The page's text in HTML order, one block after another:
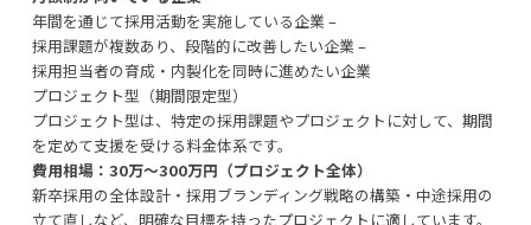
年間を通じて採用活動を実施している企業 –
採用課題が複数あり、段階的に改善したい企業 –
採用担当者の育成・内製化を同時に進めたい企業
プロジェクト型（期間限定型）
プロジェクト型は、特定の採用課題やプロジェクトに対して、期間
を定めて支援を受ける料金体系です。
費用相場：30万〜300万円（プロジェクト全体）
新卒採用の全体設計・採用ブランディング戦略の構築・中途採用の
立て直しなど、明確な目標を持ったプロジェクトに適しています。